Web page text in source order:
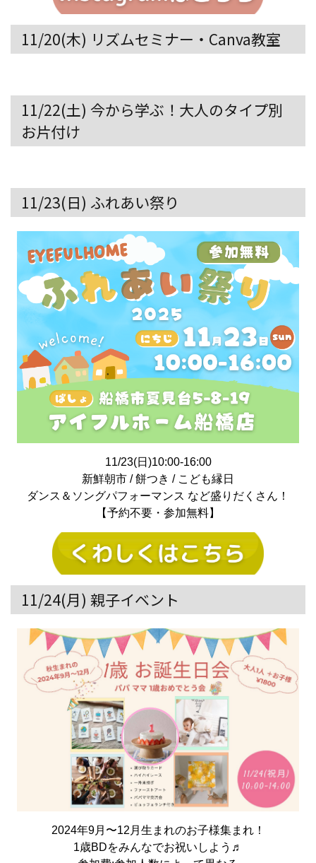
11/20(木) リズムセミナー・Canva教室
11/22(土) 今から学ぶ！大人のタイプ別
お片付け
11/23(日) ふれあい祭り
11/23(日)10:00-16:00
新鮮朝市 / 餅つき / こども縁日
ダンス＆ソングパフォーマンス など盛りだくさん！
【予約不要・参加無料】
11/24(月) 親子イベント
2024年9月〜12月生まれのお子様集まれ！
1歳BDをみんなでお祝いしよう♬